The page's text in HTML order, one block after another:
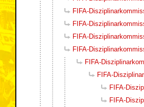
FIFA-
FIFA-
FIFA-
FIFA-
FIFA-
FIFA-
FIFA-
FIFA-